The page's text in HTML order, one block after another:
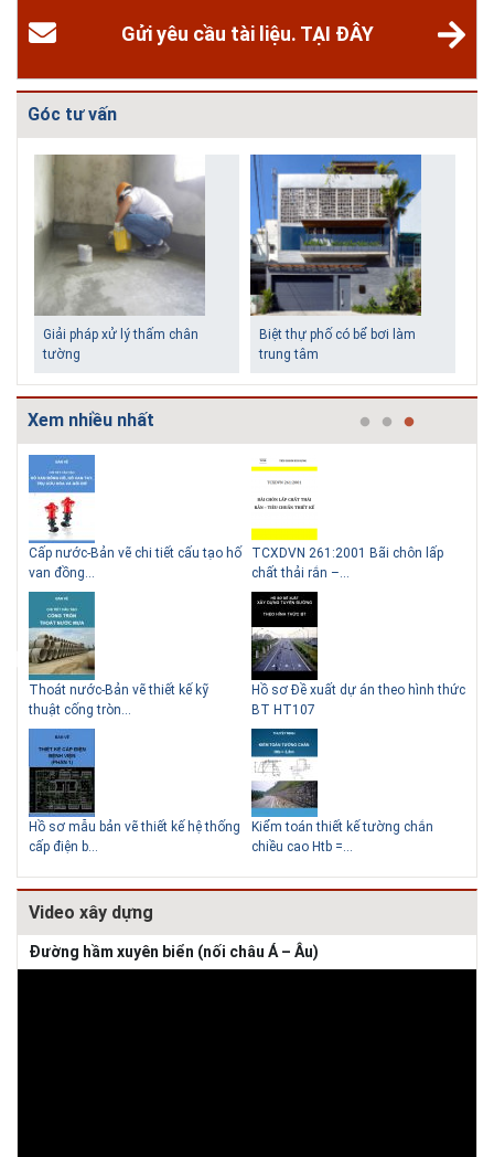
Gửi yêu cầu tài liệu. TẠI ĐÂY
Góc tư vấn
Biệt thự phố có bể bơi làm
trung tâm
Những ngôi nhà một tầng ít
tiền vẫn đẹp
Lý do nên sử dụng gạch block
để xây nhà
Thiết kế nhà siêu nhỏ độc đáo
Giải pháp xử lý thấm chân
tường
Xem nhiều nhất
Cấp nước-Bản vẽ chi tiết cấu tạo hố
van đồng...
Thoát nước-Bản vẽ thiết kế kỹ
thuật cống tròn...
Hồ sơ mẫu bản vẽ thiết kế hệ thống
cấp điện b...
TCXDVN 261:2001 Bãi chôn lấp
chất thải rắn –...
Hồ sơ Đề xuất dự án theo hình thức
BT HT107
Kiểm toán thiết kế tường chắn
chiều cao Htb =...
Video xây dựng
Đường hầm xuyên biển (nối châu Á – Âu)